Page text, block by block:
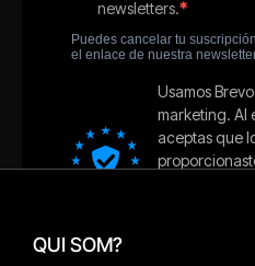
QUI SOM?